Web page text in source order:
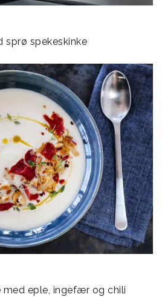
sprø spekeskinke
med eple, ingefær og chili